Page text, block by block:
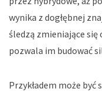
wynika z dogłębnej
śledzą zmieniające się
pozwala im budować
Przykładem może